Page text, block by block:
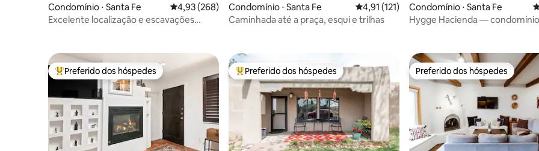
Condomínio ⋅ Santa Fe 4,93 de uma avaliação média de 5, 268 avaliações
4,93 (268)
Excelente localização e escavações
Condomínio ⋅ Santa Fe 4,91 de uma avaliação média de 5, 121
4,91 (121)
Caminhada até a praça, esqui e trilhas
Condomínio ⋅ Santa Fe
Hygge Hacienda — condomínio
Entre os melhores preferidos dos hóspedes
Preferido dos hóspedes Entre os melhores preferidos dos hóspedes
Preferido dos hóspedes Preferido dos hóspedes
Preferido dos hóspedes